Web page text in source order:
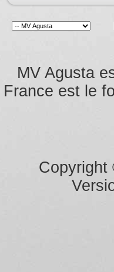
MV Agusta
France est le
Copyright